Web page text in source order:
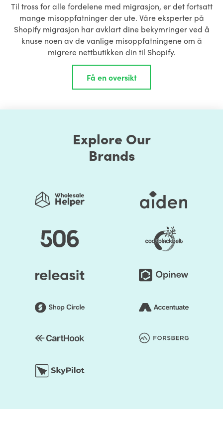
Til tross for alle fordelene med migrasjon, er det fortsatt
mange misoppfatninger der ute. Våre eksperter på
Shopify migrasjon har avklart dine bekymringer ved å
knuse noen av de vanlige misoppfatningene om å
migrere nettbutikken din til Shopify.
Få en oversikt
Explore Our
Brands